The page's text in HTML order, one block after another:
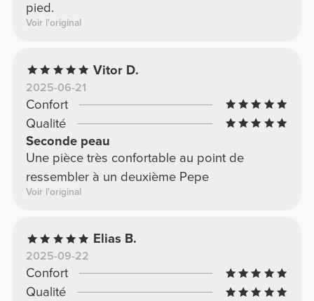
pied.
Voir l'original
Vitor D.
2025-06-21
Confort
Qualité
Seconde peau
Une pièce très confortable au point de
ressembler à un deuxième Pepe
Voir l'original
Elias B.
2025-09-22
Confort
Qualité